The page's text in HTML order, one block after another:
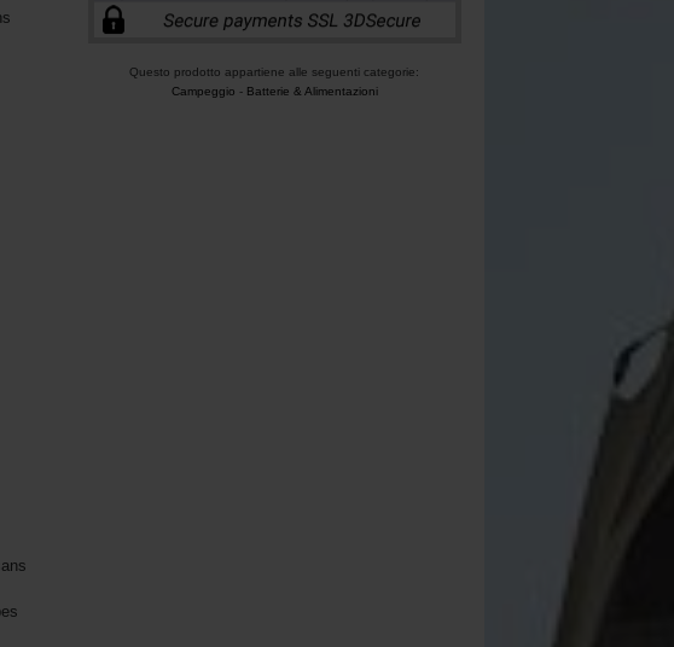
Questo prodotto appartiene alle seguenti categorie:
Campeggio - Batterie & Alimentazioni